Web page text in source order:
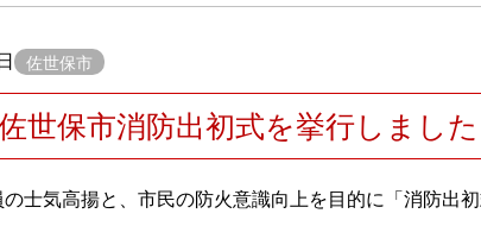
佐世保市
世保市消防出初式を挙行しました
士気高揚と、市民の防火意識向上を目的に「消防出初